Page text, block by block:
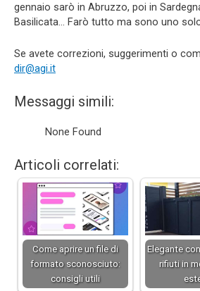
gennaio sarò in Abruzzo, poi in
Basilicata… Farò tutto ma sono uno
Se avete correzioni, suggerimenti o
dir@agi.it
Messaggi simili:
None Found
Articoli correlati:
Come aprire un file di
formato sconosciuto:
consigli utili
Elegante
rifiuti in